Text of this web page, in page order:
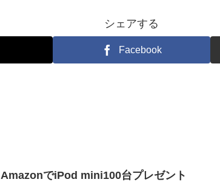
シェアする
Facebook
AmazonでiPod mini100台プレゼント